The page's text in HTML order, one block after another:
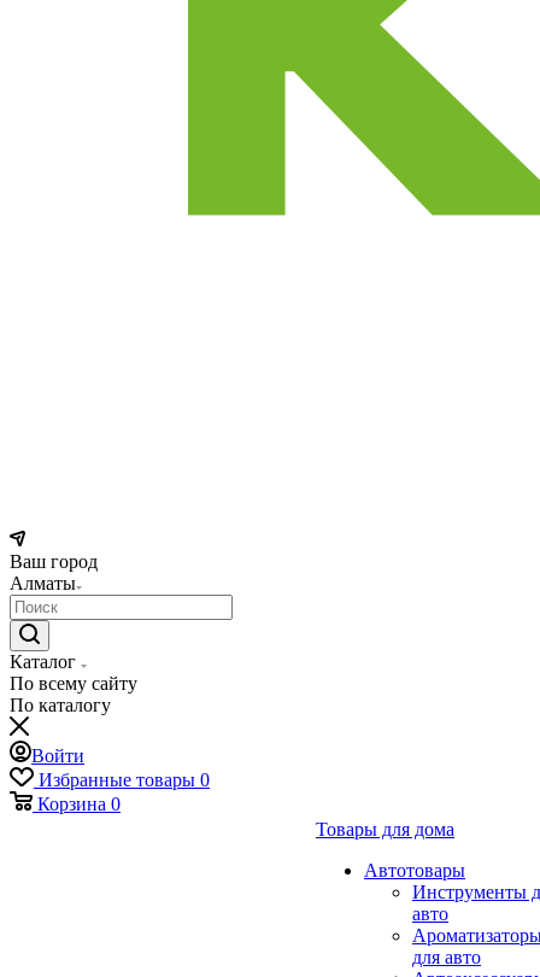
Ваш город
Алматы
Каталог
По всему сайту
По каталогу
Войти
Избранные товары 0
Корзина 0
Товары для дома
Автотовары
Инструменты
авто
для авто